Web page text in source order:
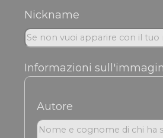
Nickname
Informazioni
Autore